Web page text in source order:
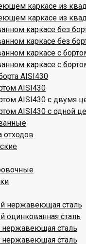
каркасе из
каркасе из
каркасе без
каркасе без
каркасе с
каркасе с
AISI430
AISI430
AISI430 с двумя
AISI430 с одной
отходов
нержавеющая сталь
оцинкованная сталь
сталь
сталь